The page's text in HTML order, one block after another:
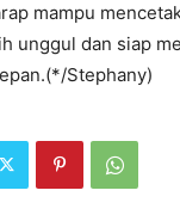
mampu
unggul dan siap
Stephany)